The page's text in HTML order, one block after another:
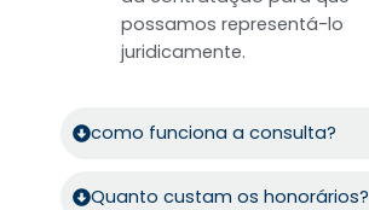
possamos representá-lo
juridicamente.
como funciona a consulta?
Quanto custam os honorários?